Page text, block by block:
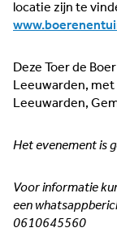
locatie zijn te
Deze Toer de
Leeuwarden,
Leeuwarden,
Het evenement is
Voor informatie
een
0610645560